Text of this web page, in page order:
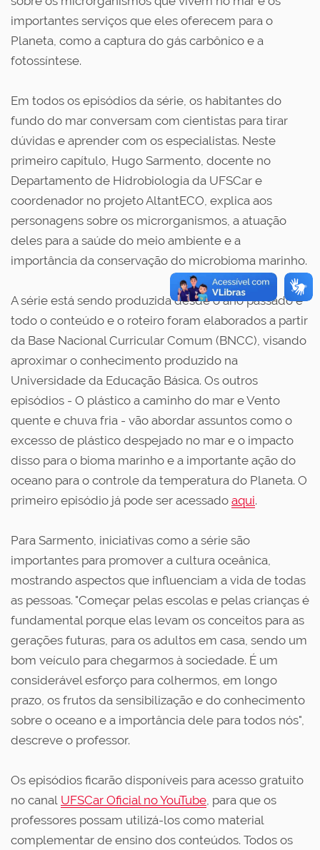
importantes serviços que eles oferecem para o
Planeta, como a captura do gás carbônico e a
fotossíntese.
Em todos os episódios da série, os habitantes do
fundo do mar conversam com cientistas para tirar
dúvidas e aprender com os especialistas. Neste
primeiro capítulo, Hugo Sarmento, docente no
Departamento de Hidrobiologia da UFSCar e
coordenador no projeto AltantECO, explica aos
personagens sobre os microrganismos, a atuação
deles para a saúde do meio ambiente e a
importância da conservação do microbioma marinho.
A série está sendo produzida desde o ano passado e
todo o conteúdo e o roteiro foram elaborados a partir
da Base Nacional Curricular Comum (BNCC), visando
aproximar o conhecimento produzido na
Universidade da Educação Básica. Os outros
episódios - O plástico a caminho do mar e Vento
quente e chuva fria - vão abordar assuntos como o
excesso de plástico despejado no mar e o impacto
disso para o bioma marinho e a importante ação do
oceano para o controle da temperatura do Planeta. O
primeiro episódio já pode ser acessado aqui.
Para Sarmento, iniciativas como a série são
importantes para promover a cultura oceânica,
mostrando aspectos que influenciam a vida de todas
as pessoas. "Começar pelas escolas e pelas crianças é
fundamental porque elas levam os conceitos para as
gerações futuras, para os adultos em casa, sendo um
bom veículo para chegarmos à sociedade. É um
considerável esforço para colhermos, em longo
prazo, os frutos da sensibilização e do conhecimento
sobre o oceano e a importância dele para todos nós",
descreve o professor.
Os episódios ficarão disponíveis para acesso gratuito
no canal UFSCar Oficial no YouTube, para que os
professores possam utilizá-los como material
complementar de ensino dos conteúdos. Todos os